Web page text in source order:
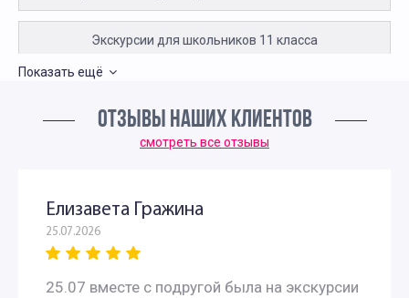
Экскурсии для школьников 11 класса
Необычные экскурсии для первоклассников
Экскурсии для школьников 4 класса
Показать ещё
ОТЗЫВЫ НАШИХ КЛИЕНТОВ
смотреть все отзывы
Елизавета Гражина
25.07.2026
25.07 вместе с подругой была на экскурсии